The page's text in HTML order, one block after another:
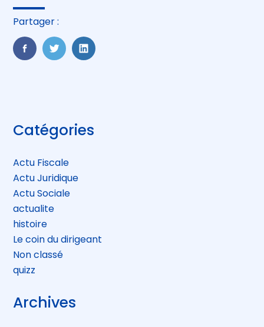
Partager :
FaceBook
TwitterLinkedIn
Blog
sidebar
Catégories
Actu Fiscale
Actu Juridique
Actu Sociale
actualite
histoire
Le coin du dirigeant
Non classé
quizz
Archives